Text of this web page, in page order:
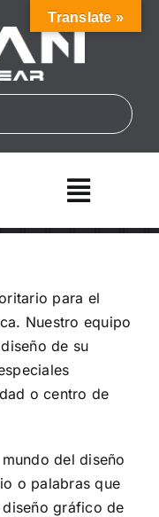
Toggle
para el
Nuestro equipo
de su
o centro de
del diseño
o palabras que
gráfico de
Translate »